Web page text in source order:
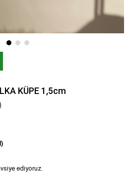
KÜPE 1,5cm
ediyoruz.